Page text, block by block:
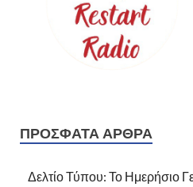
ΠΡΌΣΦΑΤΑ ΆΡΘΡΑ
Δελτίο Τύπου: Το Ημερήσιο